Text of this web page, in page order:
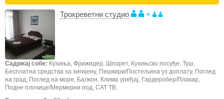
Трокреветни студио +
Садржај собе: Кухиња, Фрижидер, Шпорет, Кухињско посуђе, Туш,
Бесплатна средства за хигијену, Пешкири/Постељина уз доплату, Поглед
на град, Поглед на море, Балкон, Клима уређај, Гардеробер/Плакар,
Подне плочице/Мермерни под, САТ ТВ.